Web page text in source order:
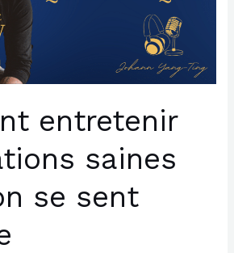
entretenir
saines
se sent